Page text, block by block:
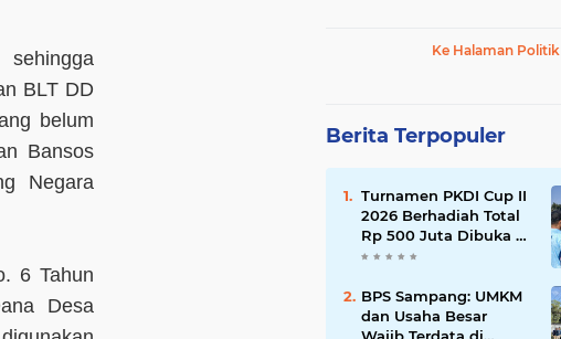
BLT DD
belum
Bansos
Negara
6 Tahun
Desa
Ke Halaman Politik
Berita Terpopuler
Turnamen PKDI Cup II
2026 Berhadiah Total
Rp 500 Juta Dibuka di
Jombang, Ketua PKDI
Mahdi: Ajang
Silaturrahmi dan
Media Komunikasi
BPS Sampang: UMKM
dan Usaha Besar